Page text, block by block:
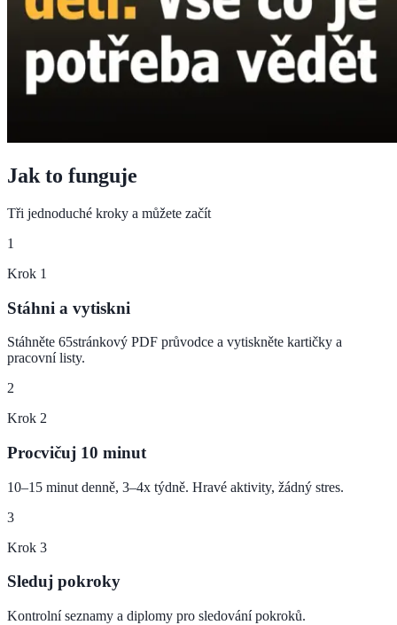
Jak to funguje
Tři jednoduché kroky a můžete začít
1
Krok 1
Stáhni a vytiskni
Stáhněte 65stránkový PDF průvodce a vytiskněte kartičky a
pracovní listy.
2
Krok 2
Procvičuj 10 minut
10–15 minut denně, 3–4x týdně. Hravé aktivity, žádný stres.
3
Krok 3
Sleduj pokroky
Kontrolní seznamy a diplomy pro sledování pokroků.